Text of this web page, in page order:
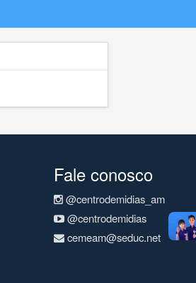
Fale conosco
@centrodemidias_am
@centrodemidias
cemeam@seduc.net